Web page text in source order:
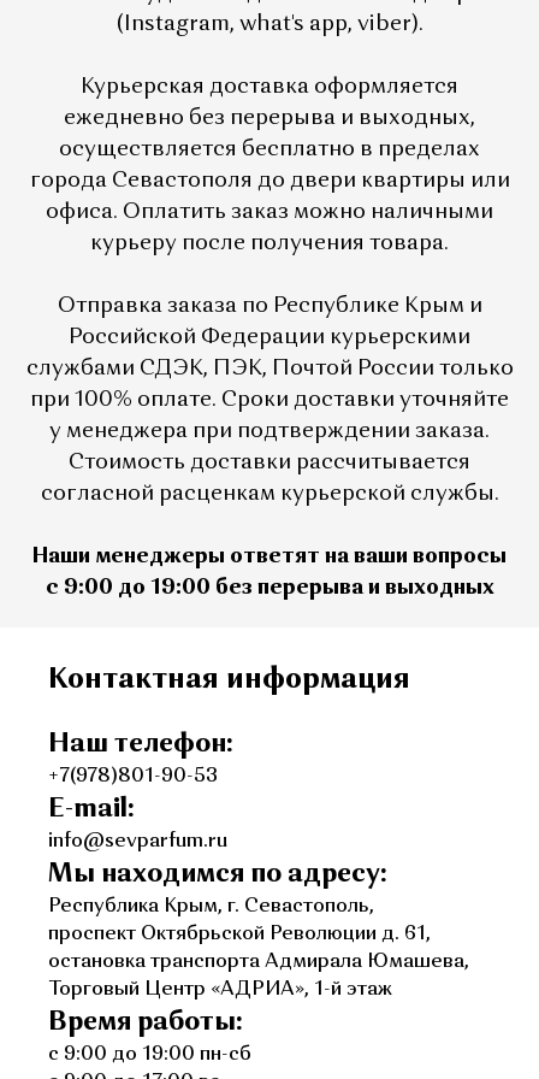
(Instagram, what's app, viber).
Курьерская доставка оформляется
ежедневно без перерыва и выходных,
осуществляется бесплатно в пределах
города Севастополя до двери квартиры или
офиса. Оплатить заказ можно наличными
курьеру после получения товара.
Отправка заказа по Республике Крым и
Российской Федерации курьерскими
службами СДЭК, ПЭК, Почтой России только
при 100% оплате. Сроки доставки уточняйте
у менеджера при подтверждении заказа.
Стоимость доставки рассчитывается
согласной расценкам курьерской службы.
Наши менеджеры ответят на ваши вопросы
с 9:00 до 19:00 без перерыва и выходных
Контактная информация
Наш телефон:
+7(978)801-90-53
E-mail:
info@sevparfum.ru
Мы находимся по адресу:
Республика Крым, г. Севастополь,
проспект Октябрьской Революции д. 61,
остановка транспорта Адмирала Юмашева,
Торговый Центр «АДРИА», 1-й этаж
Время работы:
с 9:00 до 19:00 пн-сб